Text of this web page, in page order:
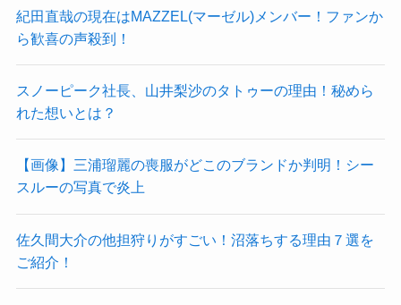
紀田直哉の現在はMAZZEL(マーゼル)メンバー！ファンか
ら歓喜の声殺到！
スノーピーク社長、山井梨沙のタトゥーの理由！秘めら
れた想いとは？
【画像】三浦瑠麗の喪服がどこのブランドか判明！シー
スルーの写真で炎上
佐久間大介の他担狩りがすごい！沼落ちする理由７選を
ご紹介！